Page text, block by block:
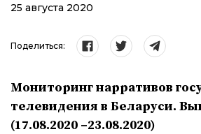
25 августа 2020
Поделиться:
Мониторинг нарративов
телевидения в Беларуси.
(17.08.2020 –23.08.2020)